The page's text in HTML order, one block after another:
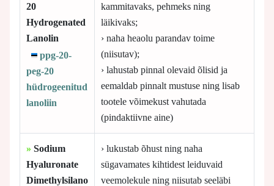
20
Hydrogenated
Lanolin
ppg-20-
peg-20
hüdrogeenitud
lanoliin
kammitavaks, pehmeks ning
läikivaks;
› naha heaolu parandav toime
(niisutav);
› lahustab pinnal olevaid õlisid ja
eemaldab pinnalt mustuse ning lisab
tootele võimekust vahutada
(pindaktiivne aine)
» Sodium
Hyaluronate
Dimethylsilano
› lukustab õhust ning naha
sügavamates kihtidest leiduvaid
veemolekule ning niisutab seeläbi